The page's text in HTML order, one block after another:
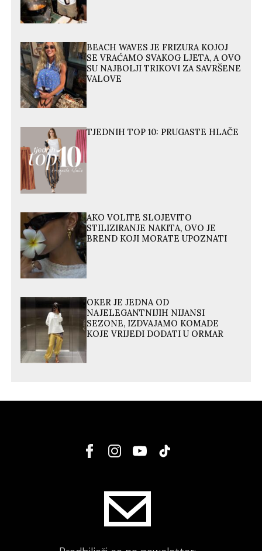
BEACH WAVES JE FRIZURA KOJOJ
SE VRAĆAMO SVAKOG LJETA, A OVO
SU NAJBOLJI TRIKOVI ZA SAVRŠENE
VALOVE
TJEDNIH TOP 10: PRUGASTE HLAČE
AKO VOLITE SLOJEVITO
STILIZIRANJE NAKITA, OVO JE
BREND KOJI MORATE UPOZNATI
OKER JE JEDNA OD
NAJELEGANTNIJIH NIJANSI
SEZONE, IZDVAJAMO KOMADE
KOJE VRIJEDI DODATI U ORMAR